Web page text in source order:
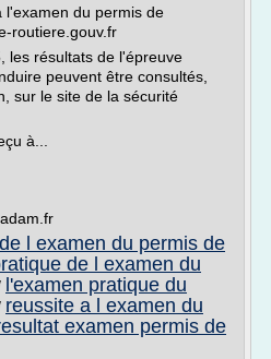
l'examen du permis de
routiere.gouv.fr
les résultats de l'épreuve
peuvent être consultés,
sur le site de la sécurité
à...
l examen du permis de
de l examen du
l'examen pratique du
reussite a l examen du
examen permis de